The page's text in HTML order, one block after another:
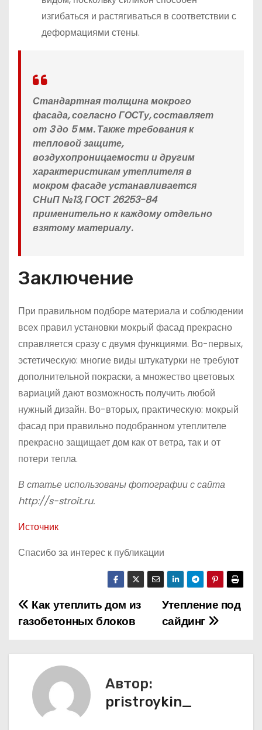
изгибаться и растягиваться в соответствии с
деформациями стены.
Стандартная толщина мокрого
фасада, согласно ГОСТу, составляет
от 3 до 5 мм. Также требования к
тепловой защите,
воздухопроницаемости и другим
характеристикам утеплителя в
мокром фасаде устанавливается
СНиП №13, ГОСТ 26253-84
применительно к каждому отдельно
взятому материалу.
Заключение
При правильном подборе материала и соблюдении
всех правил установки мокрый фасад прекрасно
справляется сразу с двумя функциями. Во-первых,
эстетическую: многие виды штукатурки не требуют
дополнительной покраски, а множество цветовых
вариаций дают возможность получить любой
нужный дизайн. Во-вторых, практическую: мокрый
фасад при правильно подобранном утеплителе
прекрасно защищает дом как от ветра, так и от
потери тепла.
В статье использованы фотографии с сайта
http://s-stroit.ru.
Источник
Спасибо за интерес к публикации
Н
в
Утепление под
сайдинг
Как утеплить дом из
газобетонных блоков
Автор:
pristroykin_